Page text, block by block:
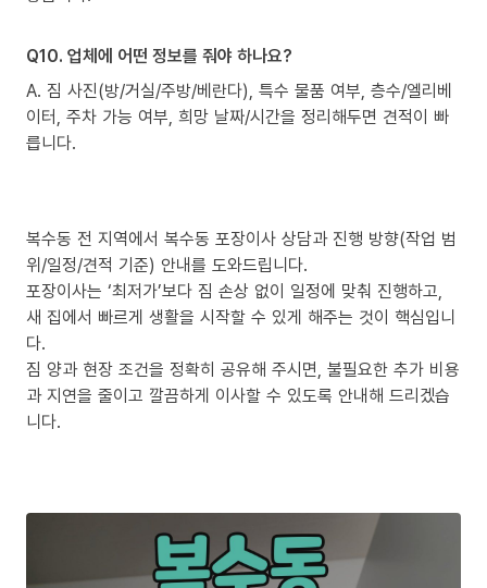
Q10. 업체에 어떤 정보를 줘야 하나요?
A. 짐 사진(방/거실/주방/베란다), 특수 물품 여부, 층수/엘리베
이터, 주차 가능 여부, 희망 날짜/시간을 정리해두면 견적이 빠
릅니다.
복수동 전 지역에서 복수동 포장이사 상담과 진행 방향(작업 범
위/일정/견적 기준) 안내를 도와드립니다.
포장이사는 ‘최저가’보다 짐 손상 없이 일정에 맞춰 진행하고,
새 집에서 빠르게 생활을 시작할 수 있게 해주는 것이 핵심입니
다.
짐 양과 현장 조건을 정확히 공유해 주시면, 불필요한 추가 비용
과 지연을 줄이고 깔끔하게 이사할 수 있도록 안내해 드리겠습
니다.